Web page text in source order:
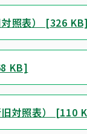
対照表） [326 KB]
KB]
対照表） [110